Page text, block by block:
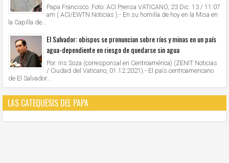
Papa Francisco. Foto: ACI Prensa VATICANO, 23 Dic. 13 / 11:07
am ( ACI/EWTN Noticias ).- En su homilía de hoy en la Misa en
la Capilla de...
El Salvador: obispos se pronuncian sobre ríos y minas en un país
agua-dependiente en riesgo de quedarse sin agua
Por: Iris Soza (corresponsal en Centroamérica) (ZENIT Noticias
/ Ciudad del Vaticano, 01.12.2021).- El país centroamericano
de El Salvador...
LAS CATEQUESIS DEL PAPA